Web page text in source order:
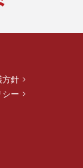
方針
ー